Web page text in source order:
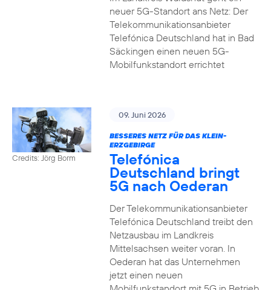
neuer 5G-Standort ans Netz: Der
Telekommunikationsanbieter
Telefónica Deutschland hat in Bad
Säckingen einen neuen 5G-
Mobilfunkstandort errichtet
Credits: Jörg Borm
09. Juni 2026
BESSERES NETZ FÜR DAS KLEIN-
ERZGEBIRGE
Telefónica
Deutschland bringt
5G nach Oederan
Der Telekommunikationsanbieter
Telefónica Deutschland treibt den
Netzausbau im Landkreis
Mittelsachsen weiter voran. In
Oederan hat das Unternehmen
jetzt einen neuen